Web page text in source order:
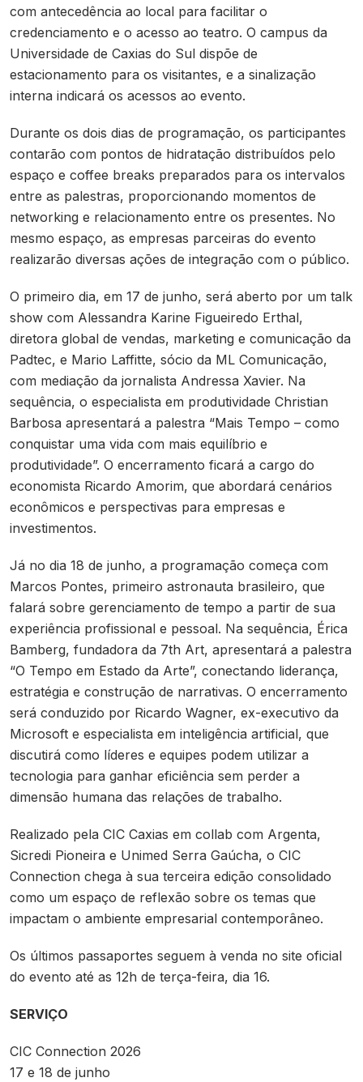
com antecedência ao local para facilitar o
credenciamento e o acesso ao teatro. O campus da
Universidade de Caxias do Sul dispõe de
estacionamento para os visitantes, e a sinalização
interna indicará os acessos ao evento.
Durante os dois dias de programação, os participantes
contarão com pontos de hidratação distribuídos pelo
espaço e coffee breaks preparados para os intervalos
entre as palestras, proporcionando momentos de
networking e relacionamento entre os presentes. No
mesmo espaço, as empresas parceiras do evento
realizarão diversas ações de integração com o público.
O primeiro dia, em 17 de junho, será aberto por um talk
show com Alessandra Karine Figueiredo Erthal,
diretora global de vendas, marketing e comunicação da
Padtec, e Mario Laffitte, sócio da ML Comunicação,
com mediação da jornalista Andressa Xavier. Na
sequência, o especialista em produtividade Christian
Barbosa apresentará a palestra “Mais Tempo – como
conquistar uma vida com mais equilíbrio e
produtividade”. O encerramento ficará a cargo do
economista Ricardo Amorim, que abordará cenários
econômicos e perspectivas para empresas e
investimentos.
Já no dia 18 de junho, a programação começa com
Marcos Pontes, primeiro astronauta brasileiro, que
falará sobre gerenciamento de tempo a partir de sua
experiência profissional e pessoal. Na sequência, Érica
Bamberg, fundadora da 7th Art, apresentará a palestra
“O Tempo em Estado da Arte”, conectando liderança,
estratégia e construção de narrativas. O encerramento
será conduzido por Ricardo Wagner, ex-executivo da
Microsoft e especialista em inteligência artificial, que
discutirá como líderes e equipes podem utilizar a
tecnologia para ganhar eficiência sem perder a
dimensão humana das relações de trabalho.
Realizado pela CIC Caxias em collab com Argenta,
Sicredi Pioneira e Unimed Serra Gaúcha, o CIC
Connection chega à sua terceira edição consolidado
como um espaço de reflexão sobre os temas que
impactam o ambiente empresarial contemporâneo.
Os últimos passaportes seguem à venda no site oficial
do evento até as 12h de terça-feira, dia 16.
SERVIÇO
CIC Connection 2026
17 e 18 de junho